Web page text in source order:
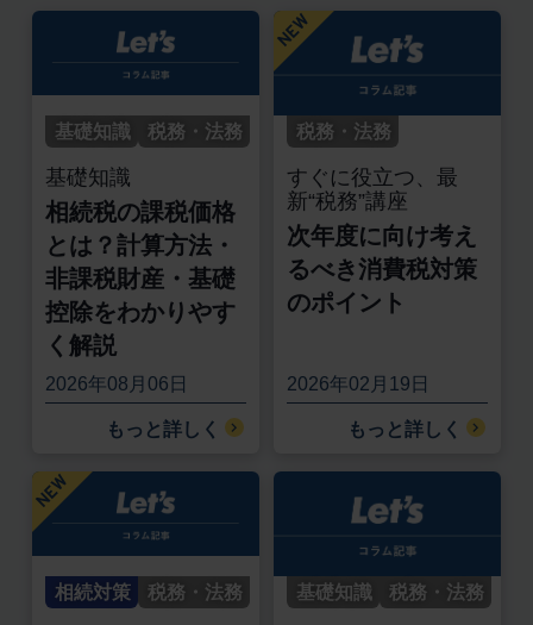
基礎知識 税務・法務
基礎知識
相続税の課税価格
とは？計算方法・
非課税財産・基礎
控除をわかりやす
く解説
2026年08月06日
もっと詳しく
税務・法務
すぐに役立つ、最
新“税務”講座
次年度に向け考え
るべき消費税対策
のポイント
2026年02月19日
もっと詳しく
相続対策 税務・法務 基礎知識 税務・法務